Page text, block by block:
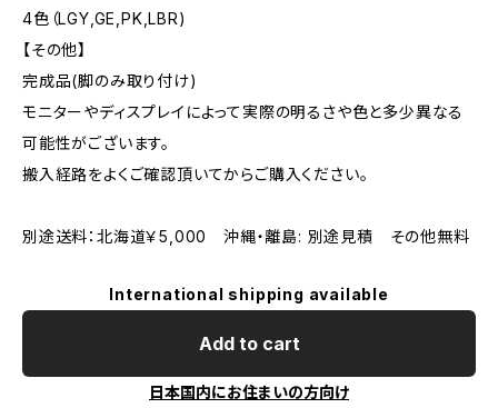
4色（LGY,GE,PK,LBR)
【その他】
完成品(脚のみ取り付け)
モニターやディスプレイによって実際の明るさや色と多少異なる
可能性がございます。
搬入経路をよくご確認頂いてからご購入ください。
別途送料：北海道￥5,000 沖縄・離島: 別途見積 その他無料
International shipping available
Add to cart
日本国内にお住まいの方向け